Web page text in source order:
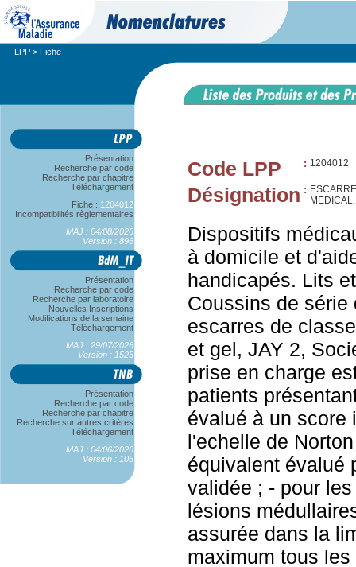
LPP > Fiche
Présentation
Recherche par code
Recherche par chapitre
Téléchargement
Fiche : 1204012
Incompatibilités règlementaires
MAJ : 04/08/2026
Version : 896
Présentation
Recherche par code
Recherche par laboratoire
Nouvelles Inscriptions
Modifications de la semaine
Téléchargement
MAJ : 29/07/2026
Version : 1525
Présentation
Recherche par code
Recherche par chapitre
Recherche sur autres critères
Téléchargement
MAJ : 04/06/2026
Version : 105
Code LPP : 1204012
Désignation :
Dispositifs
à domicile et
handicapés. Lits
Coussins de série
escarres de
et gel, JAY 2,
prise en charge
patients
évalué à un score
l'echelle de
équivalent évalué
validée ; - pour
lésions
assurée dans la
maximum tous